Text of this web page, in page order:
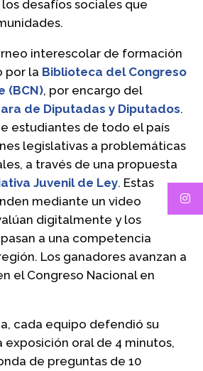
desafíos sociales que
interescolar de formación
por la Biblioteca del Congreso
(BCN), por encargo del
de Diputadas y Diputados.
estudiantes de todo el país
legislativas a problemáticas
a través de una propuesta
Juvenil de Ley. Estas
mediante un video
digitalmente y los
a una competencia
Los ganadores avanzan a
el Congreso Nacional en
cada equipo defendió su
exposición oral de 4 minutos,
de preguntas de 10